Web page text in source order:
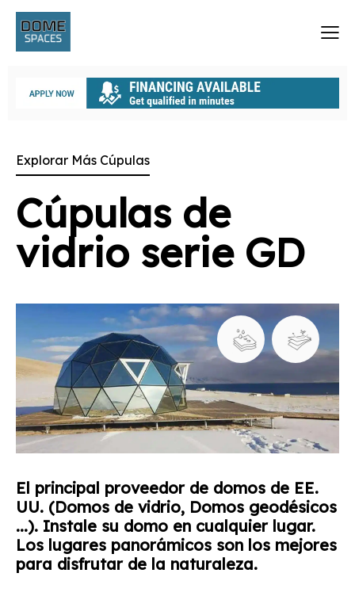
Explorar Más Cúpulas
Cúpulas de
vidrio serie GD
El principal proveedor de domos de EE.
UU. (Domos de vidrio, Domos geodésicos
...). Instale su domo en cualquier lugar.
Los lugares panorámicos son los mejores
para disfrutar de la naturaleza.